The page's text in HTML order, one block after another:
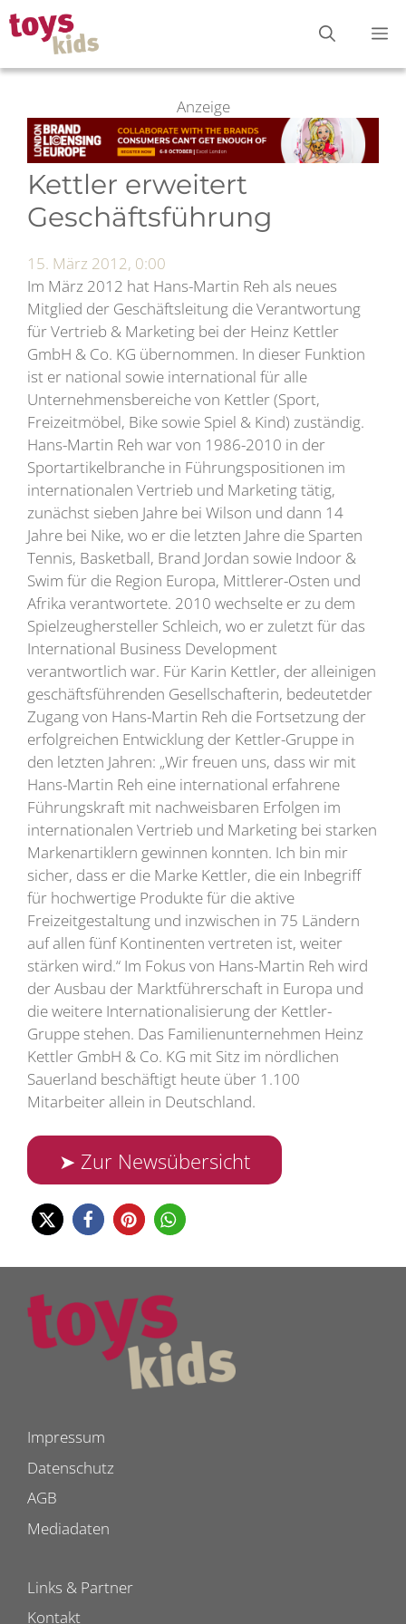
Zum
Inhalt
springen
Anzeige
Kettler erweitert
Geschäftsführung
15. März 2012, 0:00
Im März 2012 hat Hans-Martin Reh als neues
Mitglied der Geschäftsleitung die Verantwortung
für Vertrieb & Marketing bei der Heinz Kettler
GmbH & Co. KG übernommen. In dieser Funktion
ist er national sowie international für alle
Unternehmensbereiche von Kettler (Sport,
Freizeitmöbel, Bike sowie Spiel & Kind) zuständig.
Hans-Martin Reh war von 1986-2010 in der
Sportartikelbranche in Führungspositionen im
internationalen Vertrieb und Marketing tätig,
zunächst sieben Jahre bei Wilson und dann 14
Jahre bei Nike, wo er die letzten Jahre die Sparten
Tennis, Basketball, Brand Jordan sowie Indoor &
Swim für die Region Europa, Mittlerer-Osten und
Afrika verantwortete. 2010 wechselte er zu dem
Spielzeughersteller Schleich, wo er zuletzt für das
International Business Development
verantwortlich war. Für Karin Kettler, der alleinigen
geschäftsführenden Gesellschafterin, bedeutetder
Zugang von Hans-Martin Reh die Fortsetzung der
erfolgreichen Entwicklung der Kettler-Gruppe in
den letzten Jahren: „Wir freuen uns, dass wir mit
Hans-Martin Reh eine international erfahrene
Führungskraft mit nachweisbaren Erfolgen im
internationalen Vertrieb und Marketing bei starken
Markenartiklern gewinnen konnten. Ich bin mir
sicher, dass er die Marke Kettler, die ein Inbegriff
für hochwertige Produkte für die aktive
Freizeitgestaltung und inzwischen in 75 Ländern
auf allen fünf Kontinenten vertreten ist, weiter
stärken wird.“ Im Fokus von Hans-Martin Reh wird
der Ausbau der Marktführerschaft in Europa und
die weitere Internationalisierung der Kettler-
Gruppe stehen. Das Familienunternehmen Heinz
Kettler GmbH & Co. KG mit Sitz im nördlichen
Sauerland beschäftigt heute über 1.100
Mitarbeiter allein in Deutschland.
➤ Zur Newsübersicht
Impressum
Datenschutz
AGB
Mediadaten
Links & Partner
Kontakt